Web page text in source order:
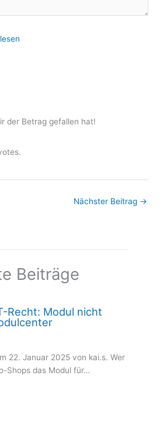
der Betrag gefallen hat!
Nächster Beitrag →
Beiträge
Recht: Modul nicht
22. Januar 2025 von kai.s. Wer
Shops das Modul für…